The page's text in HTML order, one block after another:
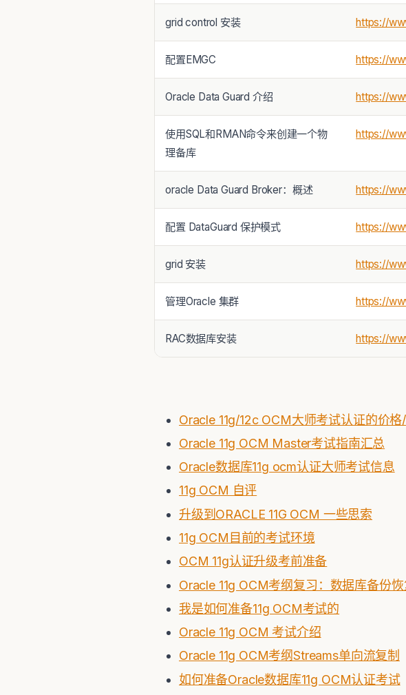
grid control 安装 https://
配置EMGC https://
Oracle Data Guard 介绍 https://
使用SQL和RMAN命令来创建一个物
理备库
https://
oracle Data Guard Broker：概述 https://
配置 DataGuard 保护模式 https://
grid 安装 https://
管理Oracle 集群 https://
RAC数据库安装 https://
Oracle 11g/12c OCM大师考试认证的价
Oracle 11g OCM Master考试指南汇总
Oracle数据库11g ocm认证大师考试信息
11g OCM 自评
升级到ORACLE 11G OCM 一些思索
11g OCM目前的考试环境
OCM 11g认证升级考前准备
Oracle 11g OCM考纲复习：数据库备份
我是如何准备11g OCM考试的
Oracle 11g OCM 考试介绍
Oracle 11g OCM考纲Streams单向流复制
如何准备Oracle数据库11g OCM认证考试